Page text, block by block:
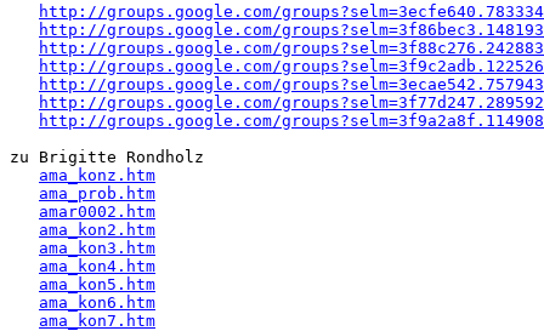
http://groups.google.com/
http://groups.google.com/
http://groups.google.com/
http://groups.google.com/
http://groups.google.com/
http://groups.google.com/
http://groups.google.com/
zu Brigitte Rondholz
ama_konz.htm
ama_prob.htm
amar0002.htm
ama_kon2.htm
ama_kon3.htm
ama_kon4.htm
ama_kon5.htm
ama_kon6.htm
ama_kon7.htm